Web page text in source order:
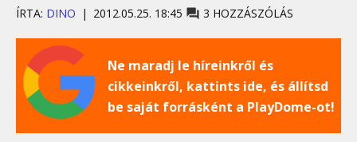
ÍRTA: DINO 2012.05.25. 18:45 3 HOZZÁSZÓLÁS
Ne maradj le híreinkről és
cikkeinkről, kattints ide, és állítsd
be saját forrásként a PlayDome-ot!